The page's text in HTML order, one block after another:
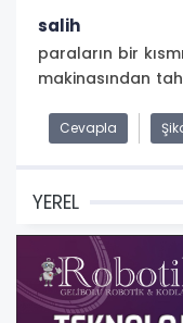
salih
paraların bir
makinasından
Cevapla
YEREL